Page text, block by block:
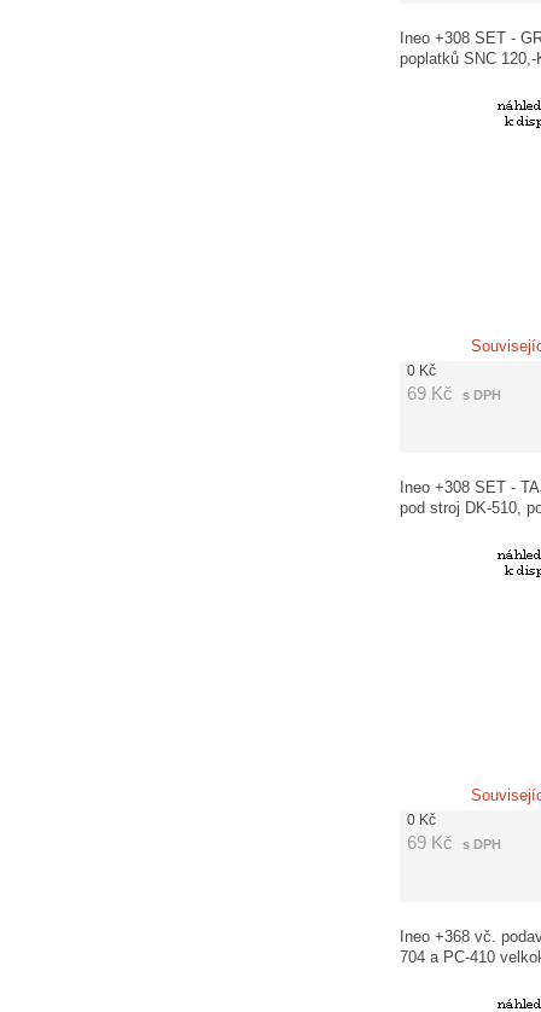
Ineo +308 SET -
poplatků SNC
0 Kč
69 Kč s DPH
Ineo +308 SET -
pod stroj DK-510,
0 Kč
69 Kč s DPH
Ineo +368 vč.
704 a PC-410